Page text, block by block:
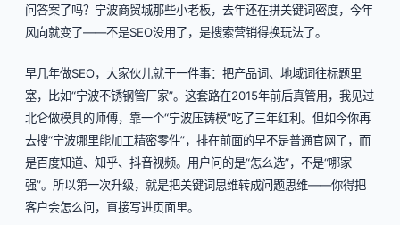
问答案了吗？宁波商贸城那些小老板，去年还在拼关键词密度，今年
风向就变了——不是SEO没用了，是搜索营销得换玩法了。
早几年做SEO，大家伙儿就干一件事：把产品词、地域词往标题里
塞，比如“宁波不锈钢管厂家”。这套路在2015年前后真管用，我见过
北仑做模具的师傅，靠一个“宁波压铸模”吃了三年红利。但如今你再
去搜“宁波哪里能加工精密零件”，排在前面的早不是普通官网了，而
是百度知道、知乎、抖音视频。用户问的是“怎么选”，不是“哪家
强”。所以第一次升级，就是把关键词思维转成问题思维——你得把
客户会怎么问，直接写进页面里。